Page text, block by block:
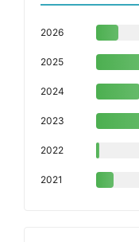
2026
2025
2024
2023
2022
2021